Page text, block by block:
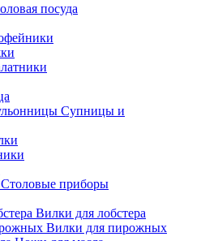
посуда
Супницы и
Cтоловые приборы
Вилки для лобстера
Вилки для пирожных